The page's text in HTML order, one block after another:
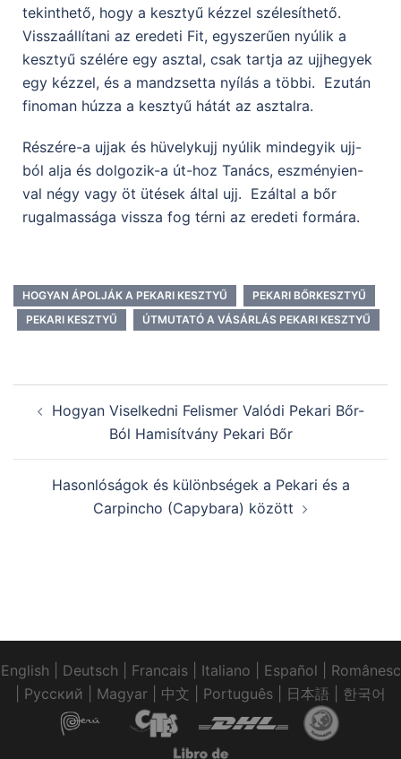
tekinthető, hogy a kesztyű kézzel szélesíthető.
Visszaállítani az eredeti Fit, egyszerűen nyúlik a
kesztyű szélére egy asztal, csak tartja az ujjhegyek
egy kézzel, és a mandzsetta nyílás a többi. Ezután
finoman húzza a kesztyű hátát az asztalra.
Részére-a ujjak és hüvelykujj nyúlik mindegyik ujj-
ból alja és dolgozik-a út-hoz Tanács, eszményien-
val négy vagy öt ütések által ujj. Ezáltal a bőr
rugalmassága vissza fog térni az eredeti formára.
HOGYAN ÁPOLJÁK A PEKARI KESZTYŰ
PEKARI BŐRKESZTYŰ
PEKARI KESZTYŰ
ÚTMUTATÓ A VÁSÁRLÁS PEKARI KESZTYŰ
Hogyan Viselkedni Felismer Valódi Pekari Bőr-
Ból Hamisítvány Pekari Bőr
Hasonlóságok és különbségek a Pekari és a
Carpincho (Capybara) között
English Deutsch Francais| Italiano Español
Românesc
Pусский Magyar 中文 Português 日本語 한국어